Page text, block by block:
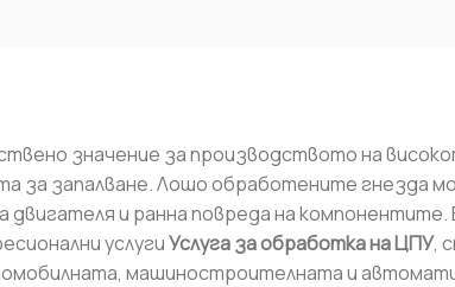
значение за производството на
за запалване. Лошо обработените гнезда
и ранна повреда на компонентите.
услугиУслуга за обработка на ЦПУ,
машиностроителната и